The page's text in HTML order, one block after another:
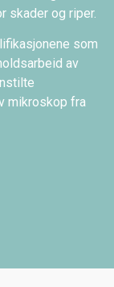
skader og riper.
som
av
mikroskop fra